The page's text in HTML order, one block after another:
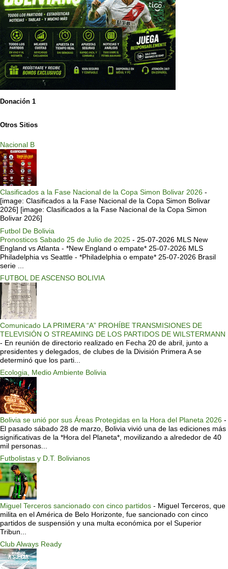
Donación 1
Otros Sitios
Nacional B
Clasificados a la Fase Nacional de la Copa Simon Bolivar 2026 -
[image: Clasificados a la Fase Nacional de la Copa Simon Bolivar
2026] [image: Clasificados a la Fase Nacional de la Copa Simon
Bolivar 2026]
Futbol De Bolivia
Pronosticos Sabado 25 de Julio de 2025 - 25-07-2026 MLS New
England vs Atlanta - *New England o empate* 25-07-2026 MLS
Philadelphia vs Seattle - *Philadelphia o empate* 25-07-2026 Brasil
serie ...
FUTBOL DE ASCENSO BOLIVIA
Comunicado LA PRIMERA “A” PROHÍBE TRANSMISIONES DE
TELEVISIÓN O STREAMING DE LOS PARTIDOS DE WILSTERMANN
- En reunión de directorio realizado en Fecha 20 de abril, junto a
presidentes y delegados, de clubes de la División Primera A se
determinó que los parti...
Ecologia, Medio Ambiente Bolivia
Bolivia se unió por sus Áreas Protegidas en la Hora del Planeta 2026 -
El pasado sábado 28 de marzo, Bolivia vivió una de las ediciones más
significativas de la *Hora del Planeta*, movilizando a alrededor de 40
mil personas...
Futbolistas y D.T. Bolivianos
Miguel Terceros sancionado con cinco partidos - Miguel Terceros, que
milita en el América de Belo Horizonte, fue sancionado con cinco
partidos de suspensión y una multa económica por el Superior
Tribun...
Club Always Ready